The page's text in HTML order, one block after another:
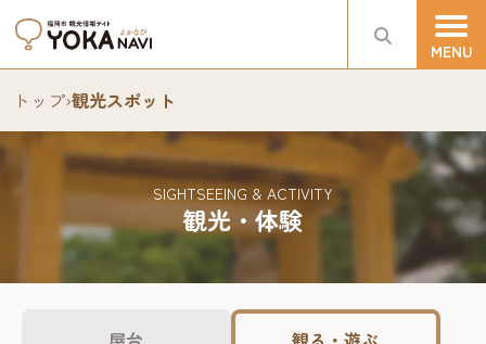
トップ›観光スポット
観光・体験
SIGHTSEEING & ACTIVITY